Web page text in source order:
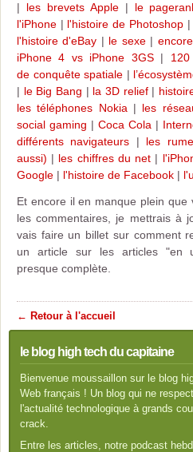
| les brevets Apple| le
l'iPhone | l'histoire de Photoshop
l'histoire d'eBay | le sexe|
iPhone 4 vs iPhone 3GS|
de conquête spatiale |
| le Big Bang | la 3D relief|
les téléphones Nokia | les
social gaming | Coca Cola |
différents navigateurs | les
aussi) | les chiffres du net |
Google | l'histoire de Facebook |
Et encore il en manque plein que
les commentaires, je mettrais à
vais faire un billet sur comment
un article sur les articles "en
presque complète.
← Retour à l'accueil
le blog high tech du capitaine
Bienvenue moussaillon sur le blog
Web français ! Un blog qui ne
l'actualité technologique à grands
crack.
Entre les articles, notre podcast